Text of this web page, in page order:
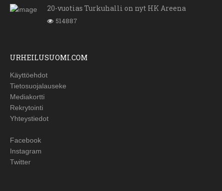
20-vuotias Turkuhalli on nyt HK Areena
514887
URHEILUSUOMI.COM
Käyttöehdot
Tietosuojalauseke
Mediakortti
Rekrytointi
Yhteystiedot
Facebook
Instagram
Twitter